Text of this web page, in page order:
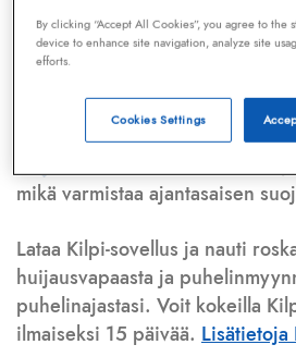
Telemarkkinointiliiton jaKilpi-
tietokannasta, joka kattaa
Lisäksi tunnistamme
puhelinhuijarin numero,
huijausviesti. Tietokantaamme
mikä varmistaa ajantasaisen
Lataa Kilpi-sovellus ja nauti
huijausvapaasta ja
puhelinajastasi. Voit kokeilla
ilmaiseksi 15 päivää. Lisätietoja
By clicking “Accept All Cookies”, you agree to the
device to enhance site navigation, analyze site
efforts.
Cookies Settings